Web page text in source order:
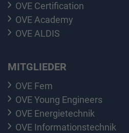
OVE Certification
OVE Academy
OVE ALDIS
MITGLIEDER
OVE Fem
OVE Young Engineers
OVE Energietechnik
OVE Informationstechnik